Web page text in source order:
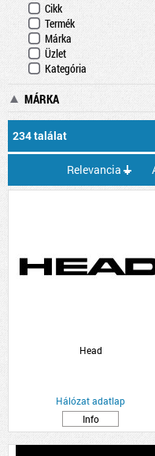
Cikk
Termék
Márka
Üzlet
Kategória
MÁRKA
234 találat
Relevancia
Head
Hálózat adatlap
Info